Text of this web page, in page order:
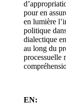
pour en
en lumière
politique
dialectique
au long du
processuelle
EN: